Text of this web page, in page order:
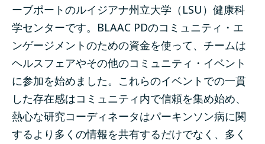
ーブポートのルイジアナ州立大学（LSU）健康科
学センターです。BLAAC PDのコミュニティ・エ
ンゲージメントのための資金を使って、チームは
ヘルスフェアやその他のコミュニティ・イベント
に参加を始めました。これらのイベントでの一貫
した存在感はコミュニティ内で信頼を集め始め、
熱心な研究コーディネータはパーキンソン病に関
するより多くの情報を共有するだけでなく、多く